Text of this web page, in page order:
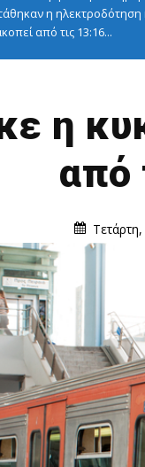
η
από τις 13:16...
η
από